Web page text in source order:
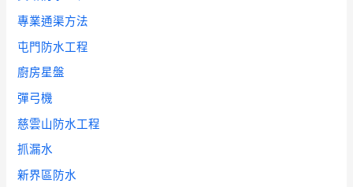
專業通渠方法
屯門防水工程
廚房星盤
彈弓機
慈雲山防水工程
抓漏水
新界區防水